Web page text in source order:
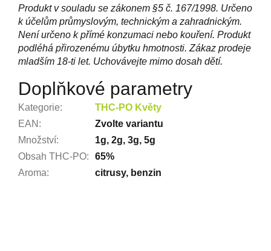
Produkt v souladu se zákonem §5 č. 167/1998. Určeno
k účelům průmyslovým, technickým a zahradnickým.
Není určeno k přímé konzumaci nebo kouření. Produkt
podléhá přirozenému úbytku hmotnosti. Zákaz prodeje
mladším 18-ti let. Uchovávejte mimo dosah dětí.
Doplňkové parametry
Kategorie:
THC-PO Květy
EAN :
Zvolte variantu
Množství:
1g, 2g, 3g, 5g
Obsah THC-PO:
65%
Aroma: citrusy, benzin